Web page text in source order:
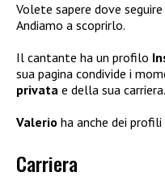
Volete sapere dove seguire
Andiamo a scoprirlo.
Il cantante ha un profilo
sua pagina condivide i
privata e della sua carriera.
Valerio ha anche dei profili
Carriera